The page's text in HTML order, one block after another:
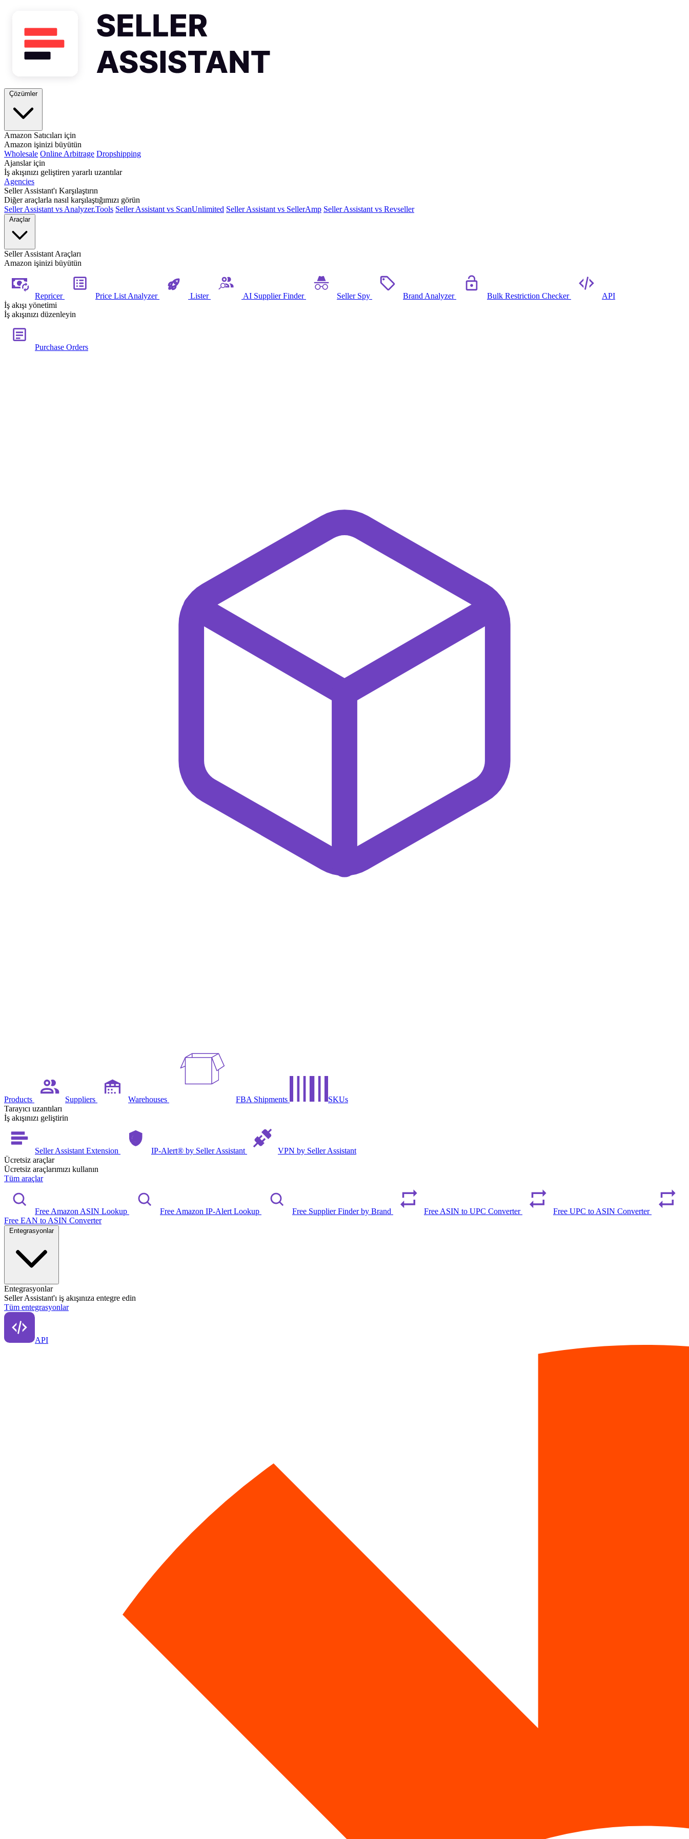
Çözümler
Amazon Satıcıları için
Amazon işinizi büyütün
Wholesale Online Arbitrage Dropshipping
Ajanslar için
İş akışınızı geliştiren yararlı uzantılar
Agencies
Seller Assistant'ı Karşılaştırın
Diğer araçlarla nasıl karşılaştığımızı görün
Seller Assistant vs Analyzer.Tools Seller Assistant vs ScanUnlimited Seller Assistant vs SellerAmp Seller Assistant vs Revseller
Araçlar
Seller Assistant Araçları
Amazon işinizi büyütün
Repricer Price List Analyzer Lister AI Supplier Finder Seller Spy Brand Analyzer Bulk Restriction Checker
API
İş akışı yönetimi
İş akışınızı düzenleyin
Purchase Orders
Products Suppliers Warehouses FBA Shipments
SKUs
Tarayıcı uzantıları
İş akışınızı geliştirin
Seller Assistant Extension IP-Alert® by Seller Assistant
VPN by Seller Assistant
Ücretsiz araçlar
Ücretsiz araçlarımızı kullanın
Tüm araçlar
Free Amazon ASIN Lookup Free Amazon IP-Alert Lookup Free Supplier Finder by Brand Free ASIN to UPC Converter
Free UPC to ASIN Converter
Free EAN to ASIN Converter
Entegrasyonlar
Entegrasyonlar
Seller Assistant'ı iş akışınıza entegre edin
Tüm entegrasyonlar
API